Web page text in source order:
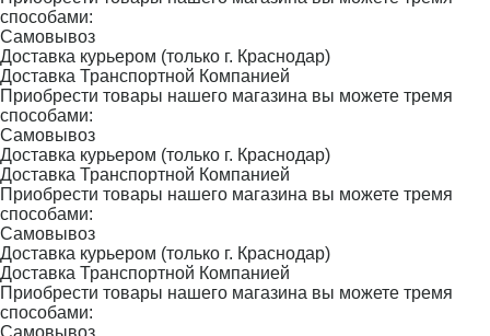
способами:
Самовывоз
Доставка курьером (только г. Краснодар)
Доставка Транспортной Компанией
Приобрести товары нашего магазина вы можете тремя
способами:
Самовывоз
Доставка курьером (только г. Краснодар)
Доставка Транспортной Компанией
Приобрести товары нашего магазина вы можете тремя
способами:
Самовывоз
Доставка курьером (только г. Краснодар)
Доставка Транспортной Компанией
Приобрести товары нашего магазина вы можете тремя
способами:
Самовывоз